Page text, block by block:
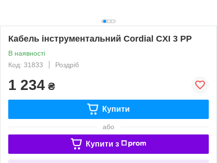
Кабель інструментальний Cordial CXI 3 PP
В наявності
Код: 31833
Роздріб
1 234 ₴
Купити
або
Купити з